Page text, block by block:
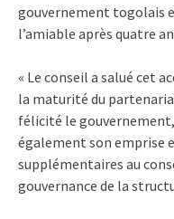
gouvernement togolais
l’amiable après quatre
« Le conseil a salué cet
la maturité du
félicité le
également son emprise
supplémentaires au
gouvernance de la